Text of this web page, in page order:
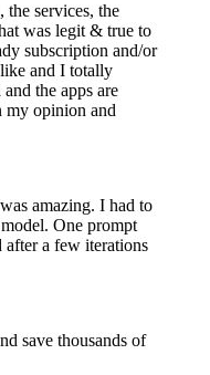
services, the
was legit & true to
subscription and/or
and I totally
the apps are
my opinion and
amazing. I had to
One prompt
a few iterations
save thousands of